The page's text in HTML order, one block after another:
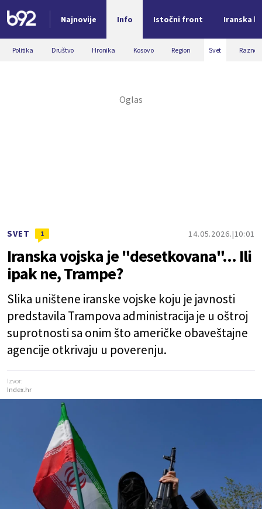
Najnovije Info Istočni front Iranska
Nova vest
Politika Društvo Hronika Kosovo Region Svet Razno
SVET 1 14.05.2026. 10:01
Iranska vojska je "desetkovana"... Ili
ipak ne, Trampe?
Slika uništene iranske vojske koju je javnosti
predstavila Trampova administracija je u oštroj
suprotnosti sa onim što američke obaveštajne
agencije otkrivaju u poverenju.
Izvor:
Index.hr